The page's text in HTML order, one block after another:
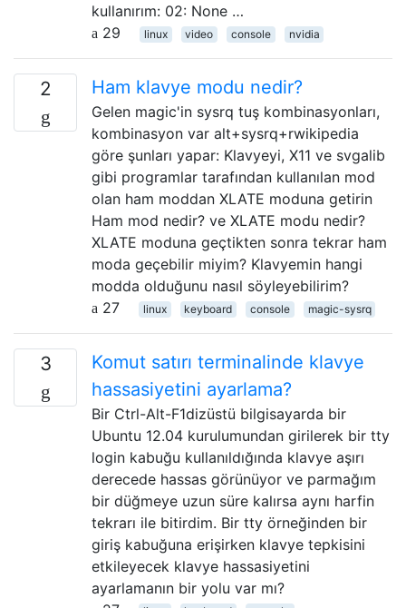
kullanırım: 02: None …
29
linux video console nvidia
2 Ham klavye modu nedir?
Gelen magic'in sysrq tuş kombinasyonları,
kombinasyon var alt+sysrq+rwikipedia
göre şunları yapar: Klavyeyi, X11 ve svgalib
gibi programlar tarafından kullanılan mod
olan ham moddan XLATE moduna getirin
Ham mod nedir? ve XLATE modu nedir?
XLATE moduna geçtikten sonra tekrar ham
moda geçebilir miyim? Klavyemin hangi
modda olduğunu nasıl söyleyebilirim?
27
linux keyboard console magic-sysrq
3
Komut satırı terminalinde klavye
hassasiyetini ayarlama?
Bir Ctrl-Alt-F1dizüstü bilgisayarda bir
Ubuntu 12.04 kurulumundan girilerek bir tty
login kabuğu kullanıldığında klavye aşırı
derecede hassas görünüyor ve parmağım
bir düğmeye uzun süre kalırsa aynı harfin
tekrarı ile bitirdim. Bir tty örneğinden bir
giriş kabuğuna erişirken klavye tepkisini
etkileyecek klavye hassasiyetini
ayarlamanın bir yolu var mı?